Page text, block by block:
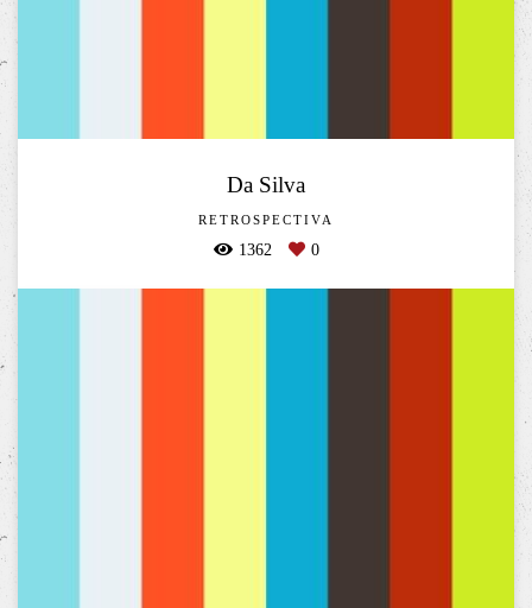
Da Silva
RETROSPECTIVA
1362 0